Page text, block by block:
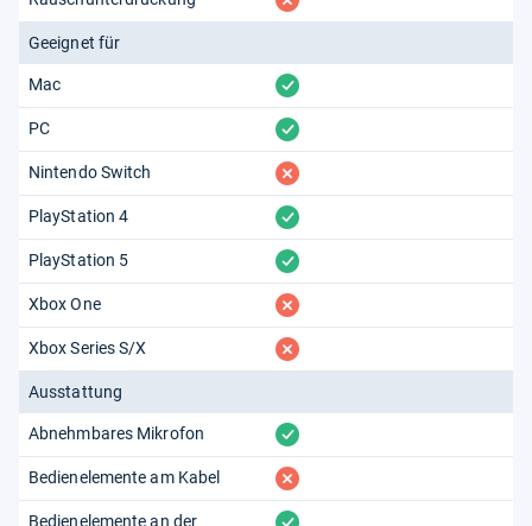
Geeignet für
Mac vorhanden
PC vorhanden
Nintendo Switch fehlt
PlayStation 4 vorhanden
PlayStation 5 vorhanden
Xbox One fehlt
Xbox Series S/X fehlt
Ausstattung
Abnehmbares Mikrofon vorhanden
Bedienelemente am Kabel fehlt
Bedienelemente an der